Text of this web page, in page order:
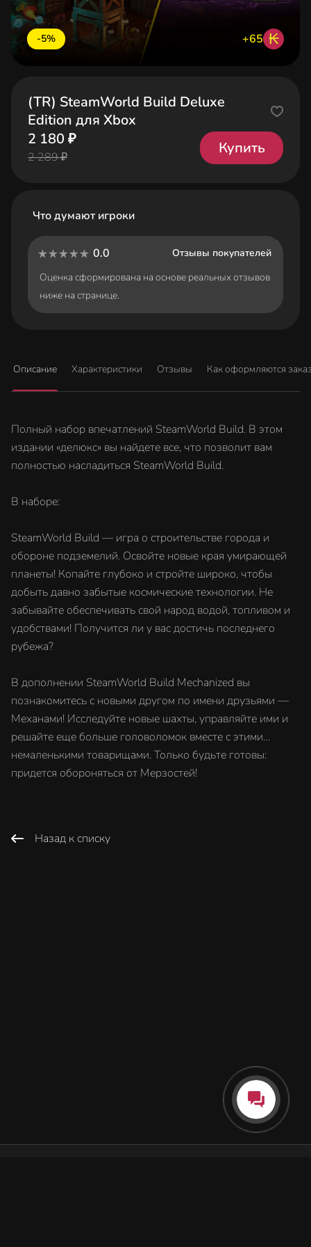
-5% +65 ₭
(TR) SteamWorld Build Deluxe
Edition для Xbox
2 180 ₽
2 289 ₽
Купить
Что думают игроки
0.0
Отзывы покупателей
Оценка сформирована на основе реальных отзывов
ниже на странице.
Описание Характеристики Отзывы Как оформляются
Полный набор впечатлений SteamWorld Build. В этом
издании «делюкс» вы найдете все, что позволит вам
полностью насладиться SteamWorld Build.
В наборе:
SteamWorld Build — игра о строительстве города и
обороне подземелий. Освойте новые края умирающей
планеты! Копайте глубоко и стройте широко, чтобы
добыть давно забытые космические технологии. Не
забывайте обеспечивать свой народ водой, топливом и
удобствами! Получится ли у вас достичь последнего
рубежа?
В дополнении SteamWorld Build Mechanized вы
познакомитесь с новыми другом по имени друзьями —
Механами! Исследуйте новые шахты, управляйте ими и
решайте еще больше головоломок вместе с этими…
немаленькими товарищами. Только будьте готовы:
придется обороняться от Мерзостей!
Назад к списку